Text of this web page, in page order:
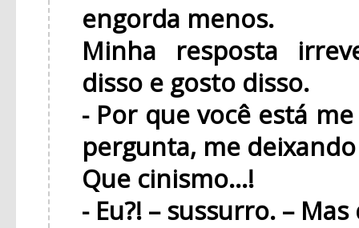
engorda menos.
Minha resposta
disso e gosto disso.
- Por que você está
pergunta, me
Que cinismo...!
- Eu?! – sussurro. –